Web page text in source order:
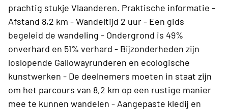
prachtig stukje Vlaanderen. Praktische informatie -
Afstand 8,2 km - Wandeltijd 2 uur - Een gids
begeleid de wandeling - Ondergrond is 49%
onverhard en 51% verhard - Bijzonderheden zijn
loslopende Gallowayrunderen en ecologische
kunstwerken - De deelnemers moeten in staat zijn
om het parcours van 8,2 km op een rustige manier
mee te kunnen wandelen - Aangepaste kledij en